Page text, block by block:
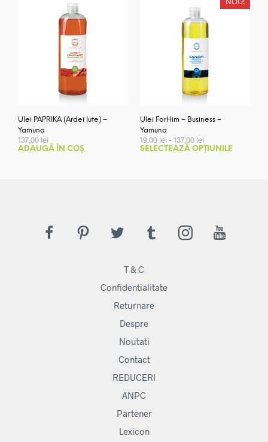
Ulei PAPRIKA (Ardei Iute) –
Yamuna
137,00 lei
ADAUGĂ ÎN COȘ
Ulei ForHim – Business –
Yamuna
19,00 lei –137,00 lei
de
prețuri:
SELECTEAZĂ OPȚIUNILE
T & C
Confidentialitate
Returnare
Despre
Noutati
Contact
REDUCERI
ANPC
Partener
Lexicon